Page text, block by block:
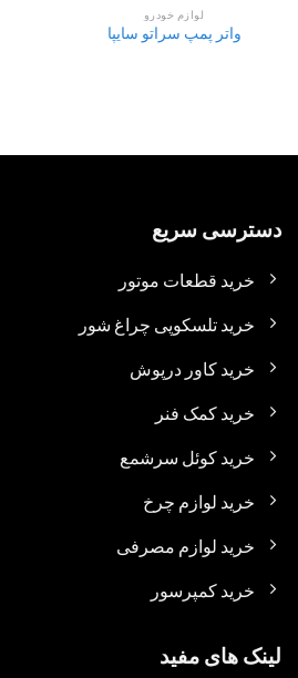
لوازم خودرو
واتر پمپ سراتو سایپا
دسترسی سریع
خرید قطعات موتور
خرید تلسکوپی چراغ شور
خرید کاور درپوش
خرید کمک فنر
خرید کوئل سرشمع
خرید لوازم چرخ
خرید لوازم مصرفی
خرید کمپرسور
لینک های مفید